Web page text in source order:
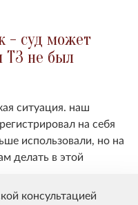
- суд может
ТЗ не был
ситуация. наш
на себя
использовали, но на
делать в этой
консультацией